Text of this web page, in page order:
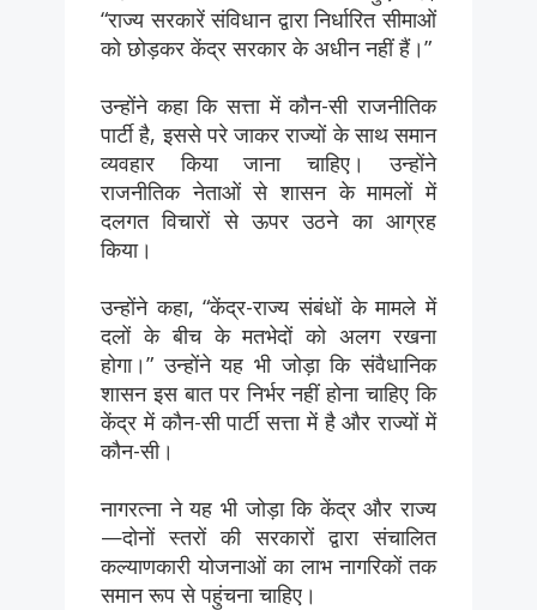
“राज्य सरकारें संविधान द्वारा निर्धारित सीमाओं
को छोड़कर केंद्र सरकार के अधीन नहीं हैं।”
उन्होंने कहा कि सत्ता में कौन-सी राजनीतिक
पार्टी है, इससे परे जाकर राज्यों के साथ समान
व्यवहार किया जाना चाहिए। उन्होंने
राजनीतिक नेताओं से शासन के मामलों में
दलगत विचारों से ऊपर उठने का आग्रह
किया।
उन्होंने कहा, “केंद्र-राज्य संबंधों के मामले में
दलों के बीच के मतभेदों को अलग रखना
होगा।” उन्होंने यह भी जोड़ा कि संवैधानिक
शासन इस बात पर निर्भर नहीं होना चाहिए कि
केंद्र में कौन-सी पार्टी सत्ता में है और राज्यों में
कौन-सी।
नागरत्ना ने यह भी जोड़ा कि केंद्र और राज्य
—दोनों स्तरों की सरकारों द्वारा संचालित
कल्याणकारी योजनाओं का लाभ नागरिकों तक
समान रूप से पहुंचना चाहिए।